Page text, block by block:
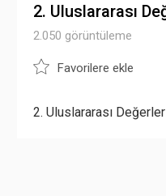
2. Uluslararası
2.050 görüntüleme
Favorilere ekle
2. Uluslararası